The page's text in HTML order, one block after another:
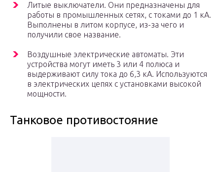
Литые выключатели. Они предназначены для
работы в промышленных сетях, с токами до 1 кА.
Выполнены в литом корпусе, из-за чего и
получили свое название.
Воздушные электрические автоматы. Эти
устройства могут иметь 3 или 4 полюса и
выдерживают силу тока до 6,3 кА. Используются
в электрических цепях с установками высокой
мощности.
Танковое противостояние